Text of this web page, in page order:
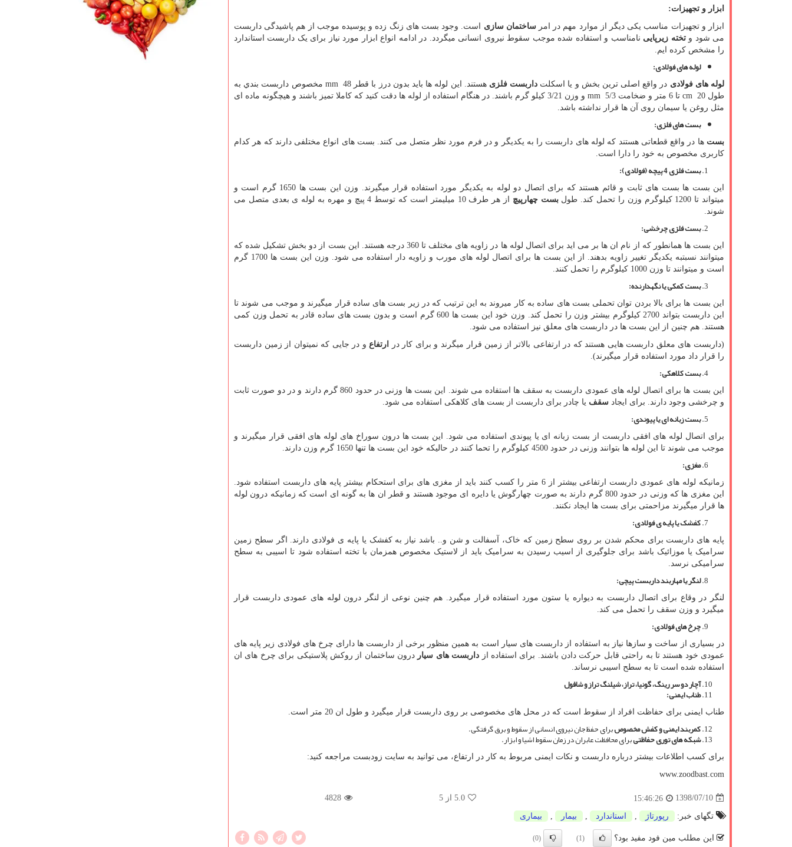
ابزار و تجهیزات:
ابزار و تجهیزات مناسب یکی دیگر از موارد مهم در امرساختمان سازی است. وجود بست های زنگ زده و پوسیده موجب از هم پاشیدگی داربست
می شود وتخته زیرپایی نامناسب و استفاده شده موجب سقوط نیروی انسانی میگردد. در ادامه انواع ابزار مورد نیاز برای یک داربست استاندارد
را مشخص کرده ایم.
لوله های فولادی:
لوله های فولادی در واقع اصلی ترین بخش و یا اسکلت داربست فلزی هستند. این لوله ها باید بدون درز با قطر mm 48 مخصوص داربست بندي به
طول cm 20 تا 6 متر و ضخامت mm 5/3
و وزن 3/21 كيلو گرم باشند. در هنگام استفاده از لوله ها دقت کنید که کاملا تمیز باشند و هیچگونه ماده ای
مثل روغن یا سیمان روی آن ها قرار نداشته باشد.
بست های فلزی:
بست ها در واقع قطعاتی هستند که لوله های داربست را به یکدیگر و در فرم مورد نظر متصل می کنند. بست های انواع مختلفی دارند که هر کدام
کاربری مخصوص به خود را دارا است.
بست فلزی 4 پیچه (فولادی) :
این بست ها بست های ثابت و قائم هستند که برای اتصال دو لوله به یکدیگر مورد استفاده قرار میگیرند. وزن این بست ها 1650 گرم است و
میتواند تا 1200 کیلوگرم وزن را تحمل کند. طول
بست چهارپیچ
از هر طرف 10 میلیمتر است که توسط 4 پیچ و مهره به لوله ی بعدی متصل می
شوند.
بست فلزی چرخشی:
این بست ها همانطور که از نام ان ها بر می اید برای اتصال لوله ها در زاویه های مختلف تا 360 درجه هستند. این بست از دو بخش تشکیل شده که
میتوانند نسبتبه یکدیگر تغییر زاویه بدهند. از این بست ها برای اتصال لوله های مورب و زاویه دار استفاده می شود. وزن این بست ها 1700 گرم
است و میتوانند تا وزن 1000 کیلوگرم را تحمل کنند.
بست کمکی یا نگهدارنده:
این بست ها برای بالا بردن توان تحملی بست های ساده به کار میروند به این ترتیب که در زیر بست های ساده قرار میگیرند و موجب می شوند تا
این داربست بتواند 2700 کیلوگرم بیشتر وزن را تحمل کند. وزن خود این بست ها 600 گرم است و بدون بست های ساده قادر به تحمل وزن کمی
هستند. هم چنین از این بست ها در داربست های معلق نیز استفاده می شود.
(داربست های معلق داربست هایی هستند که در ارتفاعی بالاتر از زمین قرار میگرند و برای کار در
ارتفاعو در جایی که نمیتوان از زمین داربست
را قرار داد مورد استفاده قرار میگیرند).
بست کلاهکی:
این بست ها برای اتصال لوله های عمودی داربست به سقف ها استفاده می شوند. این بست ها وزنی در حدود 860 گرم دارند و در دو صورت ثابت
و چرخشی وجود دارند. برای ایجاد سقف یا چادر برای داربست از بست های کلاهکی استفاده می شود.
بست زبانه ای یا پیوندی:
برای اتصال لوله های افقی داربست از بست زبانه ای یا پیوندی استفاده می شود. این بست ها درون سوراخ های لوله های افقی قرار میگیرند و
موجب می شوند تا این لوله ها بتوانند وزنی در حدود 4500 کیلوگرم را تحما کنند در حالیکه خود این بست ها تنها 1650 گرم وزن دارند.
مغزی:
زمانیکه لوله های عمودی داربست ارتفاعی بیشتر از 6 متر را کسب کنند باید از مغزی های برای استحکام بیشتر پایه های داربست استفاده شود.
این مغزی ها که وزنی در حدود 800 گرم دارند به صورت چهارگوش یا دایره ای موجود هستند و قطر ان ها به گونه ای است که زمانیکه درون لوله
ها قرار میگیرند مزاحمتی برای بست ها ایجاد نکنند.
کفشک یا پایه ی فولادی:
پایه های داربست برای محکم شدن بر روی سطح زمین که خاک، آسفالت و شن و.. باشد نیاز به کفشک یا پایه ی فولادی دارند. اگر سطح زمین
سرامیک یا موزائیک باشد برای جلوگیری از اسیب رسیدن به سرامیک باید از لاستیک مخصوص همزمان با تخته استفاده شود تا اسیبی به سطح
سرامیکی نرسد.
لنگر یا مهاربند داربست پیچی:
لنگر در وقاع برای اتصال داربست به دیواره یا ستون مورد استفاده قرار میگیرد. هم چنین نوعی از لنگر درون لوله های عمودی داربست قرار
میگیرد و وزن سقف را تحمل می کند.
چرخ های فولادی:
در بسیاری از ساخت و سازها نیاز به استفاده از داربست های سیار است به همین منظور برخی از داربست ها دارای چرخ های فولادی زیر پایه های
عمودی خود هستند تا به راحتی قابل حرکت دادن باشند. برای استفاده از داربست های سیار درون ساختمان از روکش پلاستیکی برای چرخ های ان
استفاده شده است تا به سطح اسیبی نرساند.
آچار دو سر رینگ، گونيا، تراز، شيلنگ تراز و شاقول
طناب ایمنی:
طناب ایمنی برای حفاظت افراد از سقوط است که در محل های مخصوصی بر روی داربست قرار میگیرد و طول ان 20 متر است.
کمربند ایمنی و کفش مخصوصبرای حفظ جان نیروی انسانی از سقوط و برق گرفتگی.
شبکه های توری حفاظتیبرای محافظت عابران در زمان سقوط اشیا و ابزار.
برای کسب اطلاعات بیشتر درباره داربست و نکات ایمنی مربوط به کار در ارتفاع، می توانید به سایت زودبست مراجعه کنید:
www.zoodbast.com
1398/07/10
15:46:26
5.0 از 5 4828
تگهای خبر: رپورتاژ استاندارد بیمار بیماری
این مطلب مین فود مفید بود؟ (1)
(0)